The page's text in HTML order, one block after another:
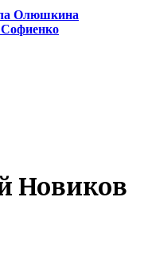
Олюшкина
Софиенко
Новиков